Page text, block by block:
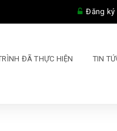
Đăng ký
ĐÃ THỰC HIỆN TIN